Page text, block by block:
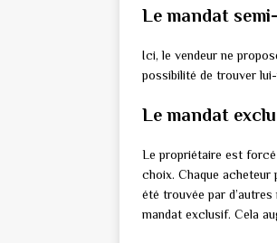
Le mandat
Ici, le vendeur ne
possibilité de trouver
Le mandat
Le propriétaire est forcé
choix. Chaque
été trouvée par
mandat exclusif. Cela